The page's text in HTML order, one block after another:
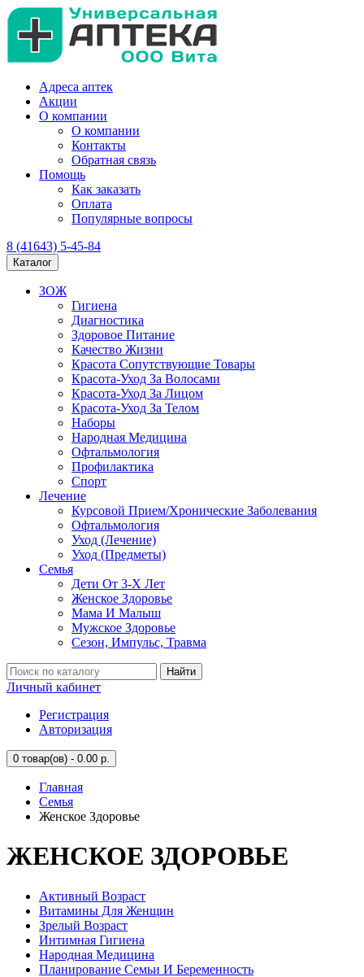
Адреса аптек
Акции
О компании
О компании
Контакты
Обратная связь
Помощь
Как заказать
Оплата
Популярные вопросы
8 (41643) 5-45-84
Каталог
ЗОЖ
Гигиена
Диагностика
Здоровое Питание
Качество Жизни
Красота Сопутствующие Товары
Красота-Уход За Волосами
Красота-Уход За Лицом
Красота-Уход За Телом
Наборы
Народная Медицина
Офтальмология
Профилактика
Спорт
Лечение
Курсовой Прием/Хронические Заболевания
Офтальмология
Уход (Лечение)
Уход (Предметы)
Семья
Дети От 3-Х Лет
Женское Здоровье
Мама И Малыш
Мужское Здоровье
Сезон, Импульс, Травма
Найти
Личный кабинет
Регистрация
Авторизация
0 товар(ов) - 0.00 р.
Главная
Семья
Женское Здоровье
ЖЕНСКОЕ ЗДОРОВЬЕ
Активный Возраст
Витамины Для Женщин
Зрелый Возраст
Интимная Гигиена
Народная Медицина
Планирование Семьи И Беременность